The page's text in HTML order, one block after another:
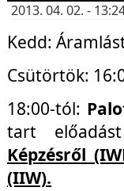
2013. 04. 02. -
Kedd:
Csütörtök:
18:00-tól:
tart
Képzésről
(IIW).